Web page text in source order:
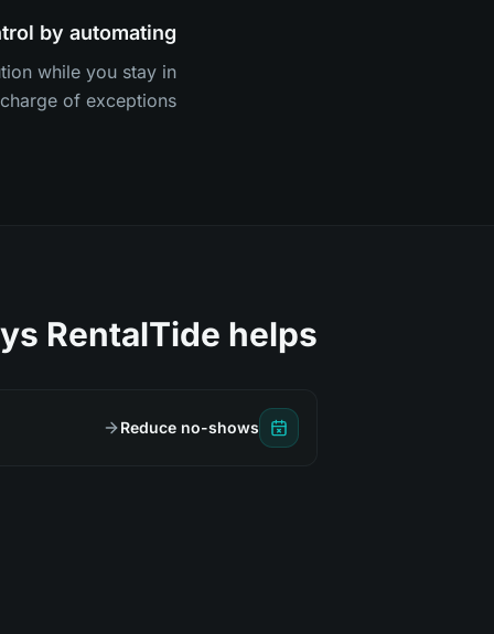
by automating?
while you stay in
charge of exceptions.
RentalTide helps
Reduce no-shows